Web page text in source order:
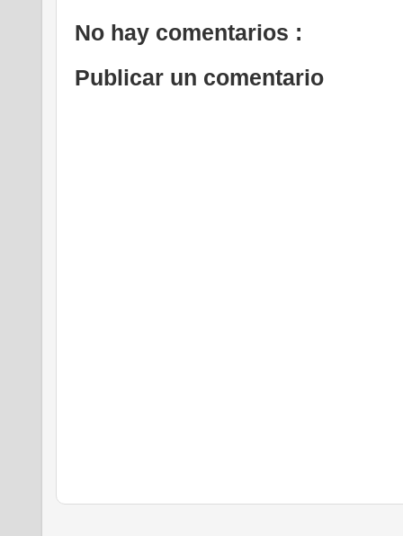
No hay comentarios :
Publicar un comentario